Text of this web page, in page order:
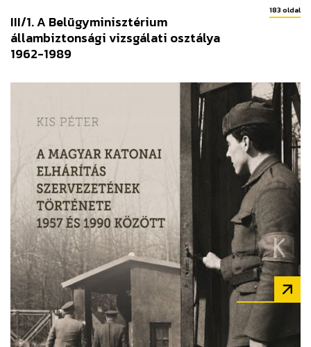
183 oldal
III/1. A Belügyminisztérium
állambiztonsági vizsgálati osztálya
1962-1989